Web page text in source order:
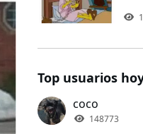
Top usuarios
coco
148773